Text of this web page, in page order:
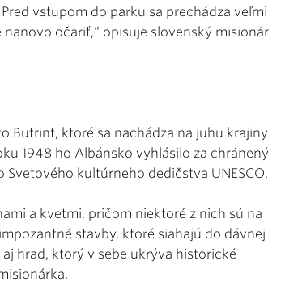
vstupom do parku sa prechádza veľmi
očariť,“ opisuje slovenský misionár
Butrint, ktoré sa nachádza na juhu krajiny
1948 ho Albánsko vyhlásilo za chránený
kultúrneho dedičstva UNESCO.
a kvetmi, pričom niektoré z nich sú na
stavby, ktoré siahajú do dávnej
hrad, ktorý v sebe ukrýva historické